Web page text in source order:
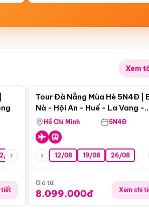
Xem
08 26/08 05/09 09/09 12/09
tiết
Điểm nổi
Tour Đà Nẵng Mùa Hè 5N4Đ |
Nà - Hội An - Huế - La Vang -
Động Thiên Đường
Hồ Chí Minh 5N4Đ
12/08 19/08 26/08
Giá từ:
8.099.000đ Xem chi